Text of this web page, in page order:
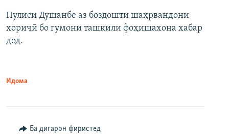
Пулиси Душанбе аз боздошти шаҳрвандони
хориҷӣ бо гумони ташкили фоҳишахона хабар
дод.
Идома
Ба дигарон фиристед